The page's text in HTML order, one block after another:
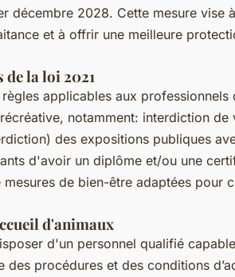
décembre 2028. Cette mesure vise
et à offrir une meilleure
la loi 2021
applicables aux professionnels
notamment: interdiction de
des expositions publiques
d'avoir un diplôme et/ou une
de bien-être adaptées pour
d'animaux
d'un personnel qualifié
des procédures et des conditions